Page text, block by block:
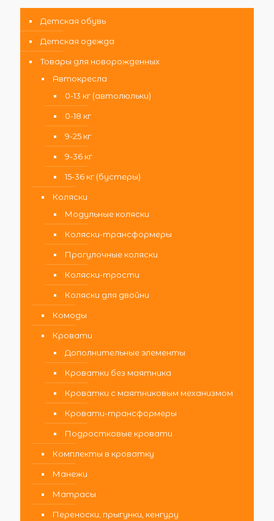
Детская обувь
Детская одежда
Товары для новорожденных
Автокресла
0-13 кг (автолюльки)
0-18 кг
9-25 кг
9-36 кг
15-36 кг (бустеры)
Коляски
Модульные коляски
Коляски-трансформеры
Прогулочные коляски
Коляски-трости
Коляски для двойни
Комоды
Кровати
Дополнительные элементы
Кроватки без маятника
Кроватки с маятниковым механизмом
Кровати-трансформеры
Подростковые кровати
Комплекты в кроватку
Манежи
Матрасы
Переноски, прыгунки, кенгуру